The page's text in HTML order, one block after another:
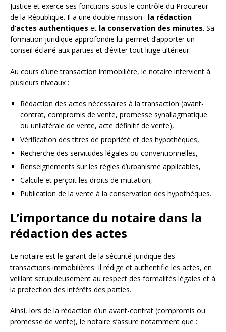
Justice et exerce ses fonctions sous le contrôle du Procureur
de la République. Il a une double mission : la rédaction
d’actes authentiques et la conservation des minutes. Sa
formation juridique approfondie lui permet d’apporter un
conseil éclairé aux parties et d’éviter tout litige ultérieur.
Au cours d’une transaction immobilière, le notaire intervient à
plusieurs niveaux :
Rédaction des actes nécessaires à la transaction (avant-
contrat, compromis de vente, promesse synallagmatique
ou unilatérale de vente, acte définitif de vente),
Vérification des titres de propriété et des hypothèques,
Recherche des servitudes légales ou conventionnelles,
Renseignements sur les règles d’urbanisme applicables,
Calcule et perçoit les droits de mutation,
Publication de la vente à la conservation des hypothèques.
L’importance du notaire dans la
rédaction des actes
Le notaire est le garant de la sécurité juridique des
transactions immobilières. Il rédige et authentifie les actes, en
veillant scrupuleusement au respect des formalités légales et à
la protection des intérêts des parties.
Ainsi, lors de la rédaction d’un avant-contrat (compromis ou
promesse de vente), le notaire s’assure notamment que :